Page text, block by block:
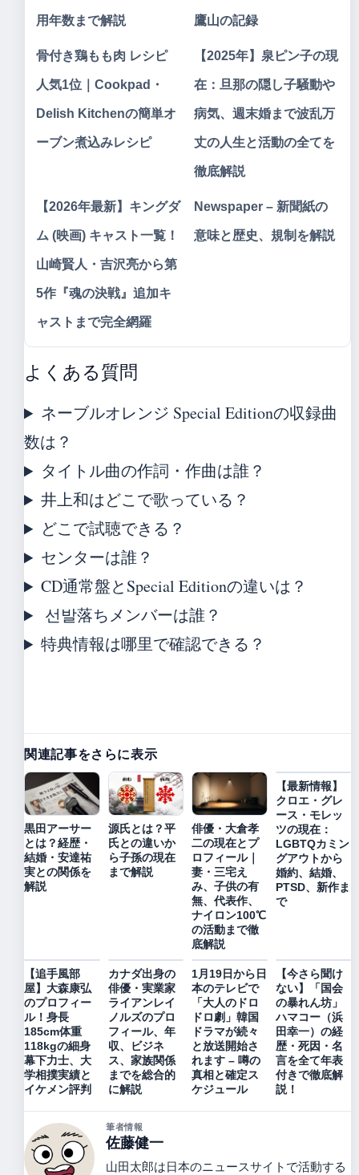
用年数まで解説 鷹山の記録
骨付き鶏もも肉 レシピ
人気1位｜Cookpad・
Delish Kitchenの簡単オ
ーブン煮込みレシピ
【2025年】泉ピン子の現
在：旦那の隠し子騒動や
病気、週末婚まで波乱万
丈の人生と活動の全てを
徹底解説
【2026年最新】キングダ
ム (映画) キャスト一覧！
山崎賢人・吉沢亮から第
5作『魂の決戦』追加キ
ャストまで完全網羅
Newspaper – 新聞紙の
意味と歴史、規制を解説
よくある質問
ネーブルオレンジ Special Editionの収録曲
数は？
タイトル曲の作詞・作曲は誰？
井上和はどこで歌っている？
どこで試聴できる？
センターは誰？
CD通常盤とSpecial Editionの違いは？
선발落ちメンバーは誰？
特典情報は哪里で確認できる？
関連記事をさらに表示
黒田アーサー
とは？経歴・
結婚・安達祐
実との関係を
解説
源氏とは？平
氏との違いか
ら子孫の現在
まで解説
俳優・大倉孝
二の現在とプ
ロフィール｜
妻・三宅え
み、子供の有
無、代表作、
ナイロン100℃
の活動まで徹
底解説
【最新情報】
クロエ・グレ
ース・モレッ
ツの現在：
LGBTQカミン
グアウトから
婚約、結婚、
PTSD、新作ま
で
【追手風部
屋】大森康弘
のプロフィー
ル！身長
185cm体重
118kgの細身
幕下力士、大
学相撲実績と
イケメン評判
カナダ出身の
俳優・実業家
ライアンレイ
ノルズのプロ
フィール、年
収、ビジネ
ス、家族関係
までを総合的
に解説
1月19日から日
本のテレビで
「大人のドロ
ドロ劇」韓国
ドラマが続々
と放送開始さ
れます – 噂の
真相と確定ス
ケジュール
【今さら聞け
ない】「国会
の暴れん坊」
ハマコー（浜
田幸一）の経
歴・死因・名
言を全て年表
付きで徹底解
説！
筆者情報
佐藤健一
山田太郎は日本のニュースサイトで活動する